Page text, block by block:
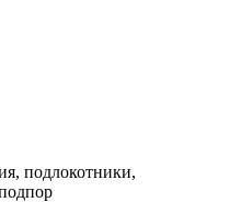
подлокотники,